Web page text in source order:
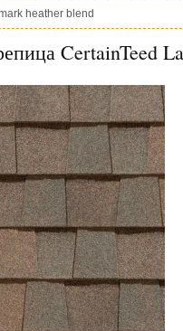
heather blend
CertainTeed